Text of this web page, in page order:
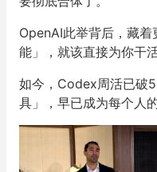
OpenAI此举背后，藏
能」，就该直接为你干活
如今，Codex周活已破
具」，早已成为每个人